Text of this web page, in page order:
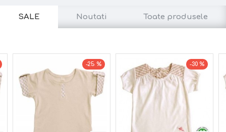
SALE Noutati Toate produsele
-25 % -30 %